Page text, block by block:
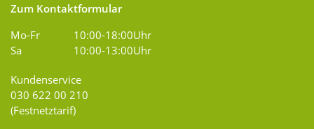
Zum Kontaktformular
Mo-Fr
10:00-18:00Uhr
Sa
10:00-13:00Uhr
Kundenservice
030 622 00 210
(Festnetztarif)